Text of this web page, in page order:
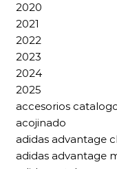
2020
2021
2022
2023
2024
2025
accesorios
acojinado
adidas advantage
adidas advantage